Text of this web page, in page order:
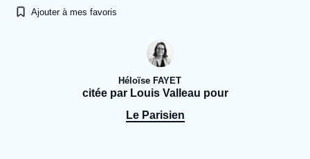
Se connecter
Ajouter à mes favoris
Héloïse FAYET
citée par Louis Valleau pour
Le Parisien